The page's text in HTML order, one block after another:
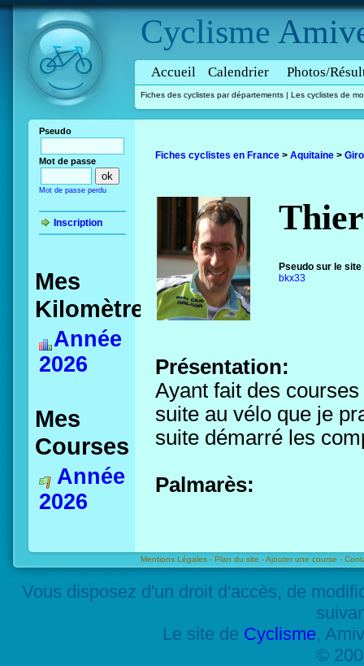
Cyclisme
Accueil Calendrier Photos/
Fiches des cyclistes par départements | Les cyclistes de
Pseudo
Mot de passe
Mot de passe perdu
Inscription
Mes
Kilomètres
Année
2026
Mes
Courses
Année
2026
Fiches cyclistes en France > Aquitaine >
Pseudo sur le site
bkx33
Présentation:
Ayant fait des
suite au vélo que je
suite démarré les
Palmarès:
Mentions Légales - Plan du site -Ajouter une course -
Vous disposez d'un droit d'accès, de
Le site de Cyclisme,
©